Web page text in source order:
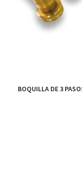
BOQUILLA DE 3